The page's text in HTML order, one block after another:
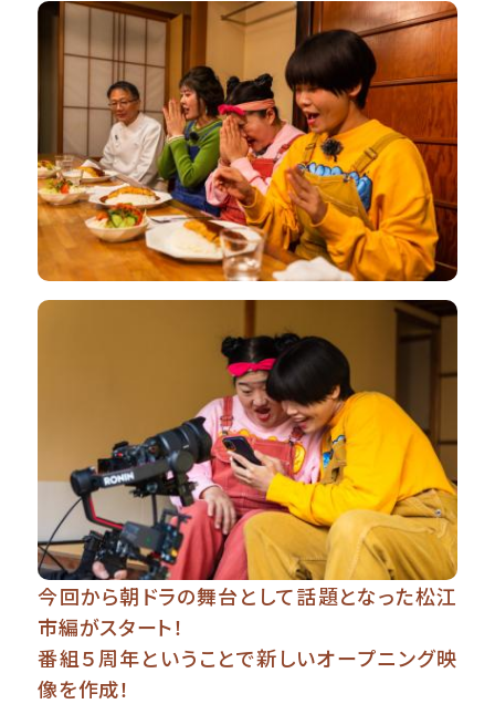
今回から朝ドラの舞台として話題となった松江
市編がスタート！
番組５周年ということで新しいオープニング映
像を作成！